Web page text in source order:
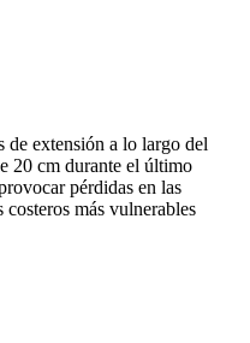
de extensión a lo largo del
20 cm durante el último
pérdidas en las
más vulnerables